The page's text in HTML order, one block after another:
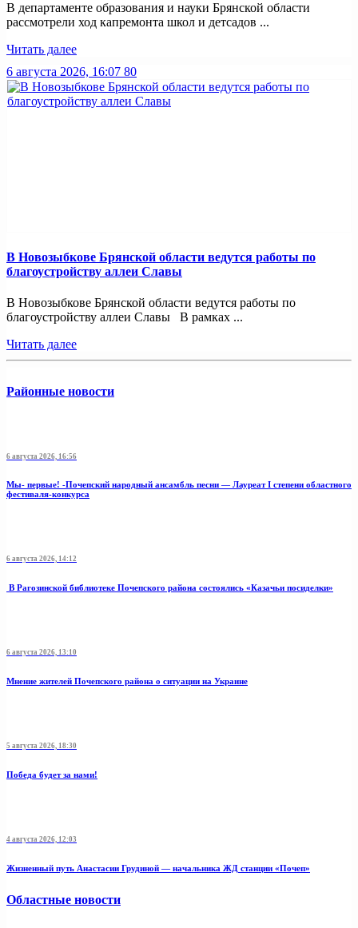
В департаменте образования и науки Брянской области
рассмотрели ход капремонта школ и детсадов ...
Читать далее
6 августа 2026, 16:07 80
В Новозыбкове Брянской области ведутся работы по
благоустройству аллеи Славы
В Новозыбкове Брянской области ведутся работы по
благоустройству аллеи Славы В рамках ...
Читать далее
Районные новости
6 августа 2026, 16:56
Мы- первые! -Почепский народный ансамбль песни — Лауреат I степени областного
фестиваля-конкурса
6 августа 2026, 14:12
В Рагозинской библиотеке Почепского района состоялись «Казачьи посиделки»
6 августа 2026, 13:10
Мнение жителей Почепского района о ситуации на Украине
5 августа 2026, 18:30
Победа будет за нами!
4 августа 2026, 12:03
Жизненный путь Анастасии Грудиной — начальника ЖД станции «Почеп»
Областные новости